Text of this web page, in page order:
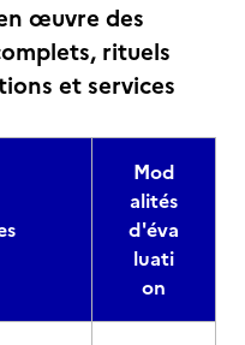
œuvre des
rituels
et services
Mod
alités
d'éva
luati
on